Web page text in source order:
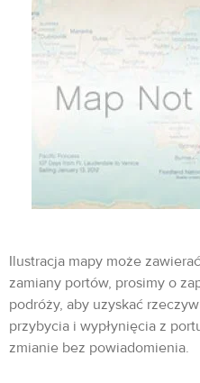
Ilustracja mapy może
zamiany portów, prosimy o
podróży, aby uzyskać
przybycia i wypłynięcia z
zmianie bez powiadomienia.